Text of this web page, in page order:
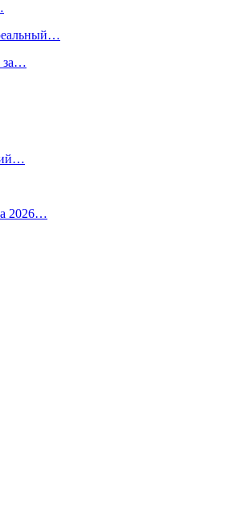
за…
2026…